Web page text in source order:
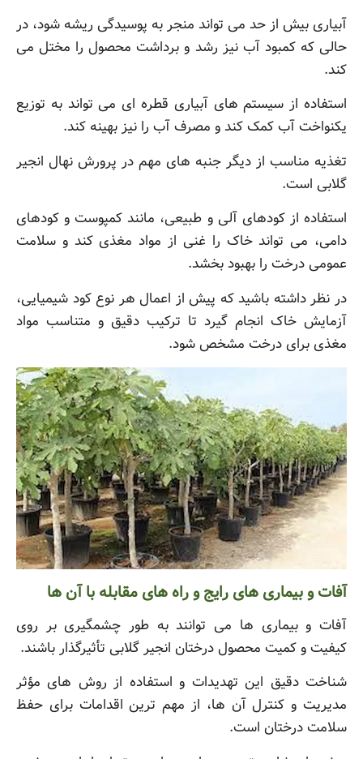
آبیاری بیش از حد می تواند منجر به پوسیدگی ریشه شود، در
حالی که کمبود آب نیز رشد و برداشت محصول را مختل می
کند.
استفاده از سیستم های آبیاری قطره ای می تواند به توزیع
یکنواخت آب کمک کند و مصرف آب را نیز بهینه کند.
تغذیه مناسب از دیگر جنبه های مهم در پرورش نهال انجیر
گلابی است.
استفاده از کودهای آلی و طبیعی، مانند کمپوست و کودهای
دامی، می تواند خاک را غنی از مواد مغذی کند و سلامت
عمومی درخت را بهبود بخشد.
در نظر داشته باشید که پیش از اعمال هر نوع کود شیمیایی،
آزمایش خاک انجام گیرد تا ترکیب دقیق و متناسب مواد
مغذی برای درخت مشخص شود.
آفات و بیماری های رایج و راه های مقابله با آن ها
آفات و بیماری ها می توانند به طور چشمگیری بر روی
کیفیت و کمیت محصول درختان انجیر گلابی تأثیرگذار باشند.
شناخت دقیق این تهدیدات و استفاده از روش های مؤثر
مدیریت و کنترل آن ها، از مهم ترین اقدامات برای حفظ
سلامت درختان است.